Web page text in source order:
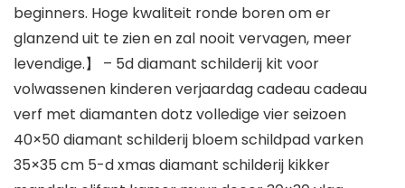
beginners. Hoge kwaliteit ronde boren om er
glanzend uit te zien en zal nooit vervagen, meer
levendige.】 – 5d diamant schilderij kit voor
volwassenen kinderen verjaardag cadeau cadeau
verf met diamanten dotz volledige vier seizoen
40×50 diamant schilderij bloem schildpad varken
35×35 cm 5-d xmas diamant schilderij kikker